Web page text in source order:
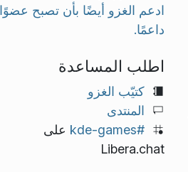
ادعم الغزو أيضًا بأن تصبح عضوًا
داعمًا.
اطلب المساعدة
كتيّب الغزو
المنتدى
#kde-games
على
Libera.chat